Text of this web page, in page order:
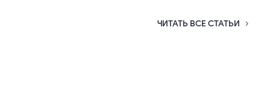
ЧИТАТЬ ВСЕ СТАТЬИ